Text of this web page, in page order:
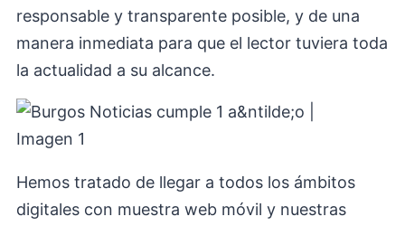
responsable y transparente posible, y de una
manera inmediata para que el lector tuviera toda
la actualidad a su alcance.
Hemos tratado de llegar a todos los ámbitos
digitales con muestra web móvil y nuestras